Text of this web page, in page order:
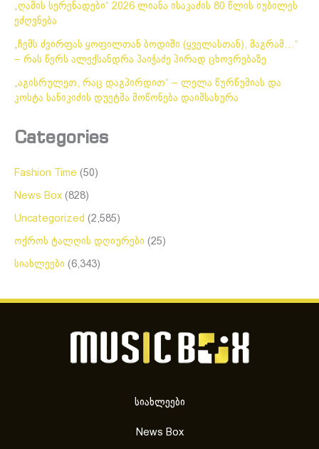
„ღამის სერენადები“ 2026 ლიანა ისაკაძის 80 წლის იუბილეს
ეძღვნება
„ჩემს ძვირფას ყოფილთან ბოდიში (ყველასთან), მაგრამ…“
– რას წერს ალექსანდრა პაიჭაძე პირად ცხოვრებაზე
„აგისრულეთ, რაც დაგპირდით“ – ლელა წურწუმიას და
კოსტა სანიკიძის დუეტმა მოწონება დაიმსახურა
Categories
Fashion Time (50)
News Box (828)
Uncategorized (2,585)
ოქროს ტალღის დღიურები (25)
სიახლეები (6,343)
სიახლეები
News Box